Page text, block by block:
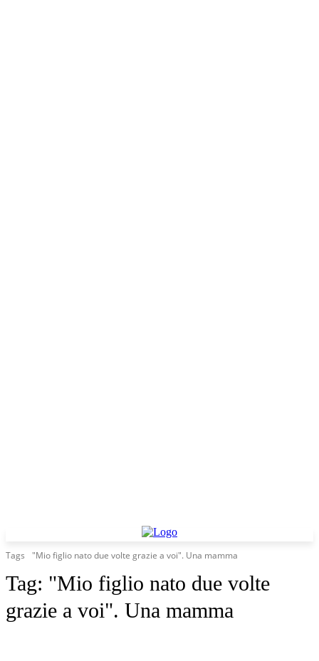
Tags "Mio figlio nato due volte grazie a voi". Una mamma
Tag: "Mio figlio nato due volte
grazie a voi". Una mamma